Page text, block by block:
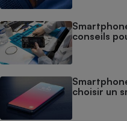
conseils
choisir un